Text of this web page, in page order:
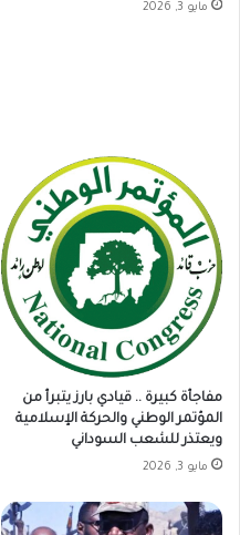
مايو 3, 2026
مفاجأة كبيرة .. قيادي بارز يتبرأ من
المؤتمر الوطني والحركة الإسلامية
ويعتذر للشعب السوداني
مايو 3, 2026